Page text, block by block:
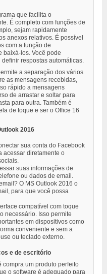
que facilita o
É completo com funções de
sejam rapidamente
anexos relativos. É possível
com a função de
baixá-los. Você pode
respostas automáticas.
a separação dos vários
as mensagens recebidas,
rápido a mensagens
de arrastar e soltar para
para outra. Também é
de toque e ser o Office 16
2016
sua conta do Facebook
acessar diretamente o
suas informações de
ou dados de email.
O MS Outlook 2016 o
para que você possa
compatível com toque
necessário. Isso permite
em dispositivos como
conveniente e sem a
ou teclado externo.
e de escritório
compra um produto perfeito
o software é adequado para